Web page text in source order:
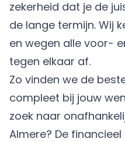
zekerheid dat je de
de lange termijn. Wij
en wegen alle voor-
tegen elkaar af.
Zo vinden we de
compleet bij jouw
zoek naar
Almere? De